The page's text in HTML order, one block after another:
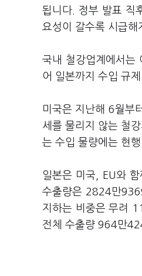
됩니다. 정부 발표 직
요성이 갈수록 시급해
국내 철강업계에서는
어 일본까지 수입 규
미국은 지난해 6월부
세를 물리지 않는 철
는 수입 물량에는 현
일본은 미국, EU와
수출량은 2824만
지하는 비중은 무려
전체 수출량 964만